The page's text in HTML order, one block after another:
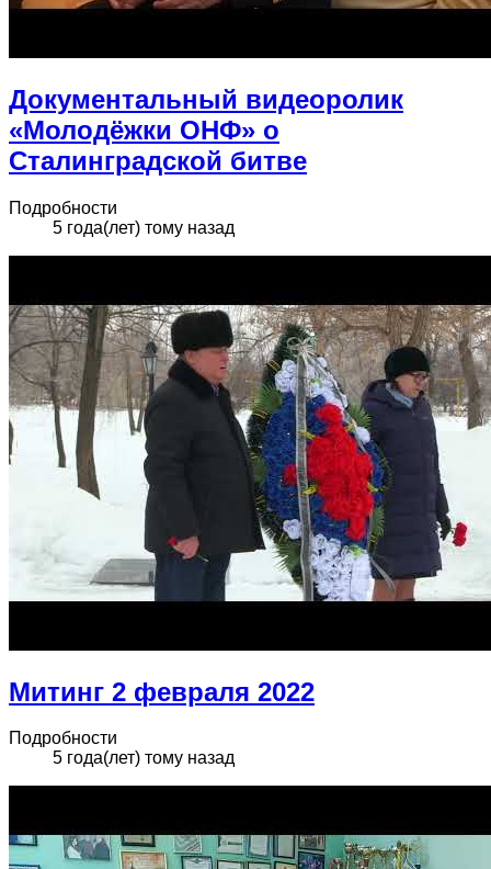
Документальный видеоролик
«Молодёжки ОНФ» о
Сталинградской битве
Подробности
5 года(лет) тому назад
Митинг 2 февраля 2022
Подробности
5 года(лет) тому назад